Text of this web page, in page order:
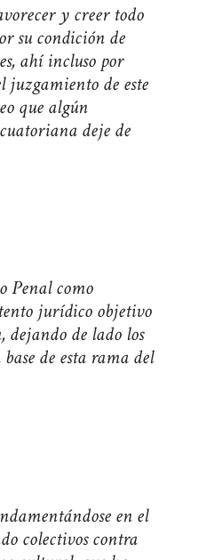
y creer todo
su condición de
ahí incluso por
juzgamiento de este
que algún
deje de
Penal como
jurídico objetivo
dejando de lado los
de esta rama del
en el
colectivos contra